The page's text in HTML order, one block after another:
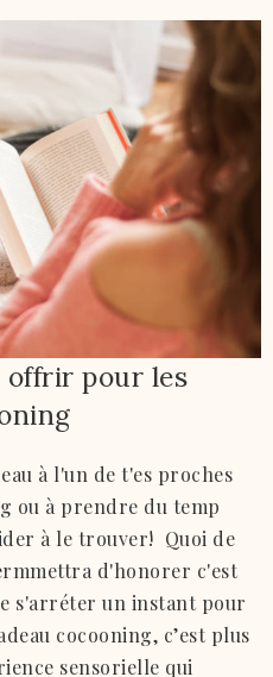
offrir pour les
à l'un de t'es proches
ou à prendre du temp
à le trouver! Quoi de
d'honorer c'est
s'arréter un instant pour
cocooning, c’est plus
sensorielle qui